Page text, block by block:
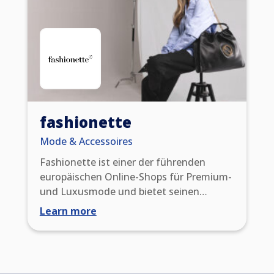
den Werkzeugen, die sie benötigen, um
ihre digitalen Vermögenswerte in einer
sich ständig weiterentwickelnden
digitalen Welt zu schützen.
fashionette
Mode & Accessoires
Fashionette ist einer der führenden
europäischen Online-Shops für Premium-
und Luxusmode und bietet seinen
Kunden mehr als 300 renommierte
und viele andere an. 2008 als
Learn more